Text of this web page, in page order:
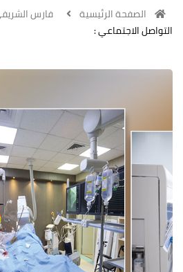
الصفحة الرئيسية
فارس
التواصل الاجتماعي :